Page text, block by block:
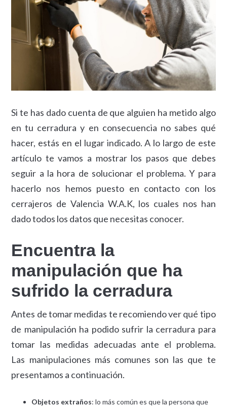
Si te has dado cuenta de que alguien ha metido algo
en tu cerradura y en consecuencia no sabes qué
hacer, estás en el lugar indicado. A lo largo de este
artículo te vamos a mostrar los pasos que debes
seguir a la hora de solucionar el problema. Y para
hacerlo nos hemos puesto en contacto con los
cerrajeros de Valencia W.A.K, los cuales nos han
dado todos los datos que necesitas conocer.
Encuentra la
manipulación que ha
sufrido la cerradura
Antes de tomar medidas te recomiendo ver qué tipo
de manipulación ha podido sufrir la cerradura para
tomar las medidas adecuadas ante el problema.
Las manipulaciones más comunes son las que te
presentamos a continuación.
Objetos extraños: lo más común es que la persona que